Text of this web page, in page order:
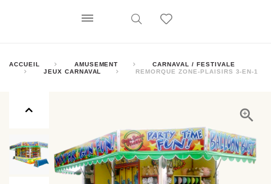
ACCUEIL AMUSEMENT
CARNAVAL / FESTIVALE
JEUX CARNAVAL
REMORQUE ZONE-PLAISIRS 3-EN-1